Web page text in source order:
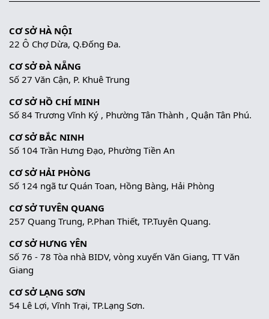
CƠ SỞ HÀ NỘI
22 Ô Chợ Dừa, Q.Đống Đa.
CƠ SỞ ĐÀ NẴNG
Số 27 Văn Cận, P. Khuê Trung
CƠ SỞ HỒ CHÍ MINH
Số 84 Trương Vĩnh Ký , Phường Tân Thành , Quận Tân Phú.
CƠ SỞ BẮC NINH
Số 104 Trần Hưng Đạo, Phường Tiền An
CƠ SỞ HẢI PHÒNG
Số 124 ngã tư Quán Toan, Hồng Bàng, Hải Phòng
CƠ SỞ TUYÊN QUANG
257 Quang Trung, P.Phan Thiết, TP.Tuyên Quang.
CƠ SỞ HƯNG YÊN
Số 76 - 78 Tòa nhà BIDV, vòng xuyến Văn Giang, TT Văn
Giang
CƠ SỞ LẠNG SƠN
54 Lê Lợi, Vĩnh Trại, TP.Lạng Sơn.